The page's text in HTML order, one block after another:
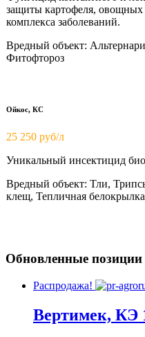
защиты картофеля, овощных
комплекса заболеваний.
Вредный объект:
Фитофтороз
Ойкос, КС
25 250 руб/л
Уникальный инсектицид
Вредный объект: Тли,
клещ, Тепличная
Обновленные позиции
Распродажа!
Вертимек, КЭ